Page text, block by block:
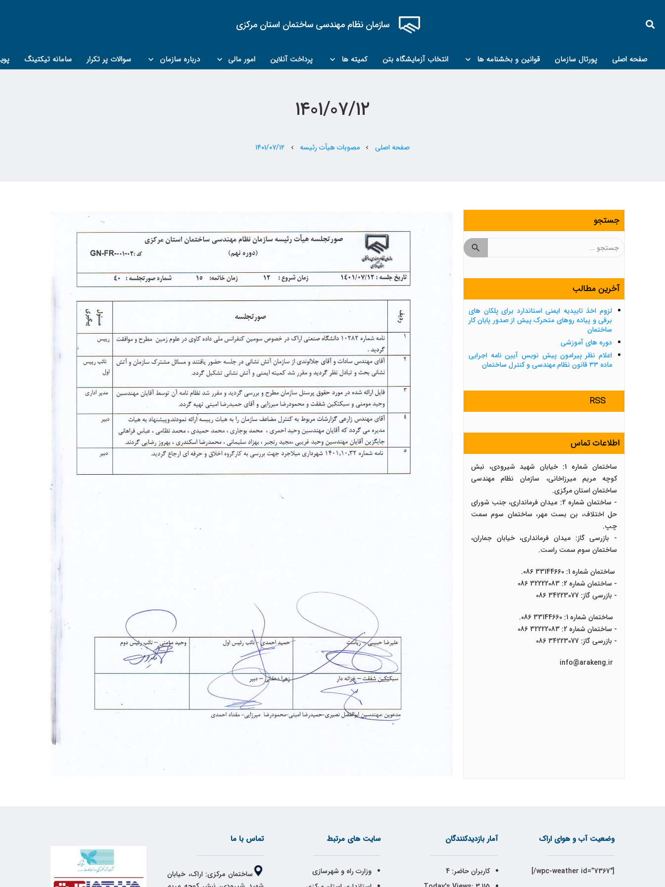
سازمان نظام مهندسی ساختمان استان مرکزی
صفحه اصلی پورتال سازمان قوانین و بخشنامه ها انتخاب آزمایشگاه بتن کمیته ها پرداخت آنلاین امور مالی درباره سازمان سوالات پر تکرار سامانه تیکتینگ
۱۴۰۱/۰۷/۱۲
صفحه اصلی chevron_left مصوبات هیأت رئیسه chevron_left ۱۴۰۱/۰۷/۱۲
جستجو
جستجو
آخرین مطالب
لزوم اخذ تاییدیه ایمنی استاندارد برای پلکان های
برقی و پیاده روهای متحرک پیش از صدور پایان کار
ساختمان
دوره های آموزشی
اعلام نظر پیرامون پیش نویس آیین نامه اجرایی
ماده ۳۳ قانون نظام مهندسی و کنترل ساختمان
RSS
اطلاعات تماس
ساختمان شماره 1: خیابان شهید شیرودی، نبش
کوچه مریم میرزاخانی، سازمان نظام مهندسی
ساختمان استان مرکزی.
- ساختمان شماره 2: میدان فرمانداری، جنب شورای
حل اختلاف، بن بست مهر، ساختمان سوم سمت
چپ.
- بازرسی گاز: میدان فرمانداری، خیابان جماران،
ساختمان سوم سمت راست.
ساختمان شماره 1: 33144660 086.
- ساختمان شماره 2: 32222083 086
- بازرسی گاز: 34223077 086
ساختمان شماره 1: 33144660 086.
- ساختمان شماره 2: 32222083 086
- بازرسی گاز: 34223077 086
وضعیت آب و هوای اراک
[wpc-weather id=”7367″/]
آمار بازدیدکنندگان
کاربران حاضر:4
سایت های مرتبط
وزارت راه و شهرسازی
تماس با ما
ساختمان مرکزی: اراک، خیابان